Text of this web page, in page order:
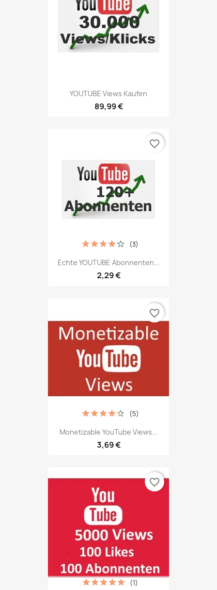
YOUTUBE Views Kaufen
89,99 €
Echte YOUTUBE Abonnenten...
2,29 €
(3)
favorite_border
Monetizable YouTube Views...
3,69 €
(5)
favorite_border
(1)
favorite_border